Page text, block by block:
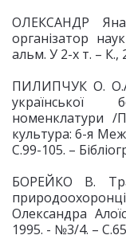
ОЛЕКСАНДР
організатор
альм. У 2-х т. – К.,
ПИЛИПЧУК О.
української
номенклатури
культура: 6-я
С.99-105. –
БОРЕЙКО В.
Олександра
1995. - №3/4. –